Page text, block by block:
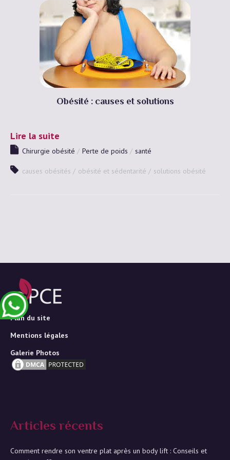
Obésité : causes et solutions
Lire la suite
Chirurgie obésité Perte de poids santé
causes obésités obésité et sédentarité solutions obésité
Plan du site
Mentions légales
Galerie Photos
Articles récents
Comment rendre son ventre plat après un body lift : Conseils et